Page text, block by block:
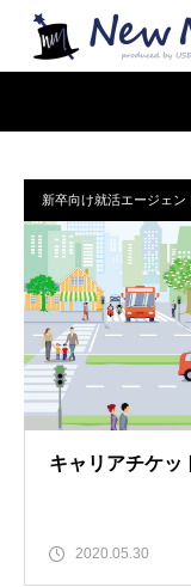
新卒向け就活エージェン
キャリアチケッ
2020.05.30